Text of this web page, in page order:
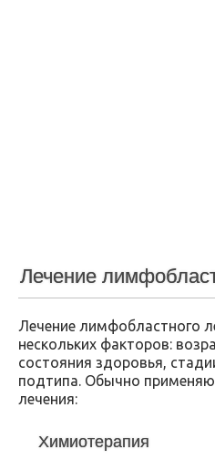
Лечение
Лечение лимфобластного
нескольких факторов:
состояния здоровья,
подтипа. Обычно
лечения:
Химиотерапия